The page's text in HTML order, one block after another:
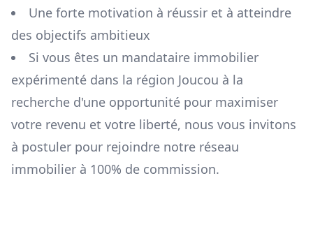
Une forte motivation à réussir et à atteindre
des objectifs ambitieux
Si vous êtes un mandataire immobilier
expérimenté dans la région Joucou à la
recherche d'une opportunité pour maximiser
votre revenu et votre liberté, nous vous invitons
à postuler pour rejoindre notre réseau
immobilier à 100% de commission.